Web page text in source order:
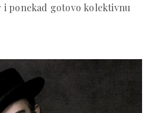
ponekad gotovo kolektivnu